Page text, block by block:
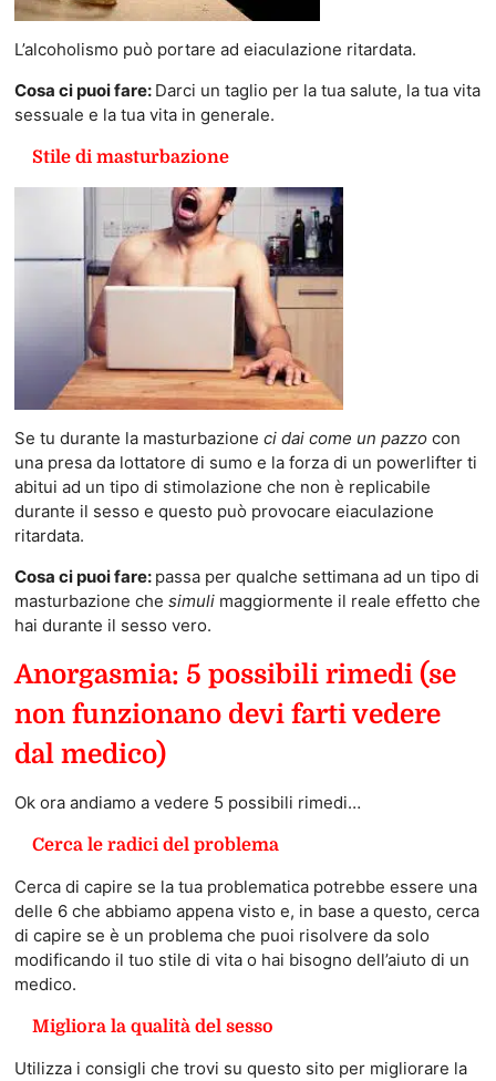
L’alcoholismo può portare ad eiaculazione ritardata.
Cosa ci puoi fare: Darci un taglio per la tua salute, la tua vita
sessuale e la tua vita in generale.
Stile di masturbazione
Se tu durante la masturbazione ci dai come un pazzocon
una presa da lottatore di sumo e la forza di un powerlifter ti
abitui ad un tipo di stimolazione che non è replicabile
durante il sesso e questo può provocare eiaculazione
ritardata.
Cosa ci puoi fare: passa per qualche settimana ad un tipo di
masturbazione che simuli maggiormente il reale effetto che
hai durante il sesso vero.
Anorgasmia: 5 possibili rimedi (se
non funzionano devi farti vedere
dal medico)
Ok ora andiamo a vedere 5 possibili rimedi…
Cerca le radici del problema
Cerca di capire se la tua problematica potrebbe essere una
delle 6 che abbiamo appena visto e, in base a questo, cerca
di capire se è un problema che puoi risolvere da solo
modificando il tuo stile di vita o hai bisogno dell’aiuto di un
medico.
Migliora la qualità del sesso
Utilizza i consigli che trovi su questo sito per migliorare la